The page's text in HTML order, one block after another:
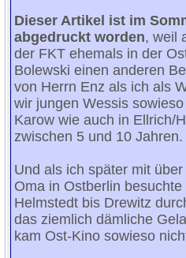
Dieser Artikel ist im
abgedruckt worden, weil
der FKT ehemals in der
Bolewski einen anderen
von Herrn Enz als ich als
wir jungen Wessis
Karow wie auch in Ellrich/
zwischen 5 und 10 Jahren.
Und als ich später mit
Oma in Ostberlin
Helmstedt bis Drewitz
das ziemlich dämliche
kam Ost-Kino sowieso